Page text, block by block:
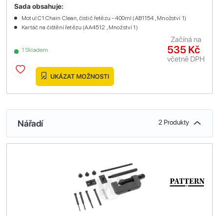
1 Skladem
Sada obsahuje:
Motul C1 Chain Clean, čistič řetězu - 400ml (AB1154 , Množství 1)
Kartáč na čištění řetězu (AA4512 , Množství 1)
535 Kč
včetně DPH
Začíná na
UKÁZAT MOŽNOSTI
Nářadí 2 Produkty